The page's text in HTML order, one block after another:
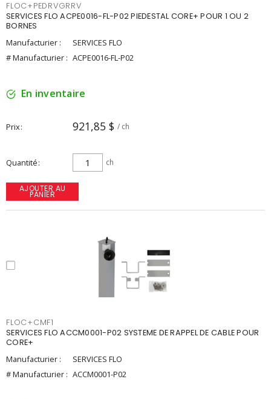
FLOC+PEDRVGRRV
SERVICES FLO ACPE0016-FL-P02 PIEDESTAL CORE+ POUR 1 OU 2
BORNES
Manufacturier :
SERVICES FLO
# Manufacturier : ACPE0016-FL-P02
En inventaire
Prix 921,85 $ / ch
Quantité ch
AJOUTER AU
PANIER
FLOC+CMF1
SERVICES FLO ACCM0001-P02 SYSTEME DE RAPPEL DE CABLE POUR
CORE+
Manufacturier :
SERVICES FLO
# Manufacturier : ACCM0001-P02